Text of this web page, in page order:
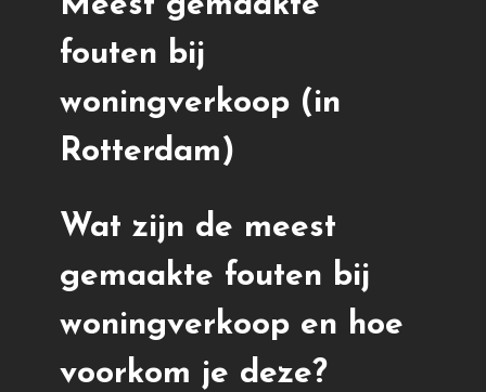
fouten bij
woningverkoop (in
Rotterdam)
Wat zijn de meest
gemaakte fouten bij
woningverkoop en hoe
voorkom je deze?